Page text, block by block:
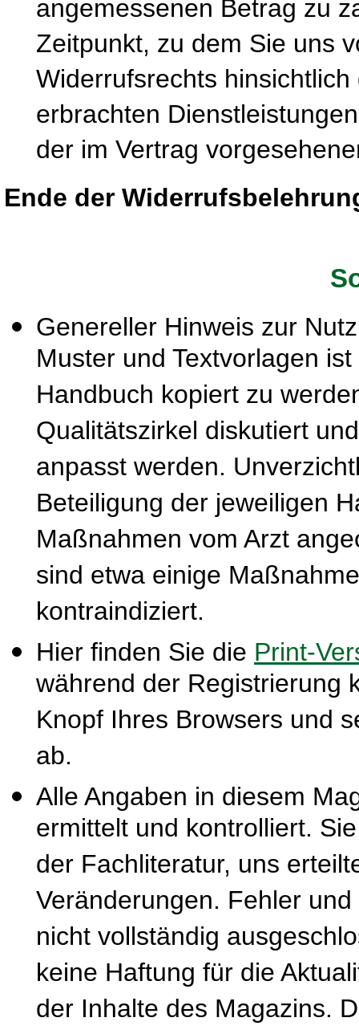
angemessenen Betrag zu
Zeitpunkt, zu dem Sie uns
Widerrufsrechts
erbrachten
der im Vertrag
Ende der
Genereller Hinweis zur
Muster und Textvorlagen
Handbuch kopiert zu
Qualitätszirkel diskutiert
anpasst werden.
Beteiligung der jeweiligen
Maßnahmen vom Arzt
sind etwa einige
kontraindiziert.
Hier finden Sie die Print-
während der Registrierung
Knopf Ihres Browsers und
ab.
Alle Angaben in diesem
ermittelt und kontrolliert.
der Fachliteratur, uns
Veränderungen. Fehler
nicht vollständig
keine Haftung für die
der Inhalte des Magazins.